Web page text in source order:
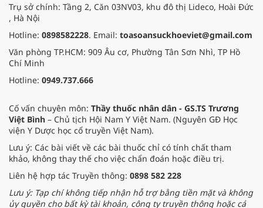
Trụ sở chính: Tầng 2, Căn 03NV03, khu đô thị Lideco, Hoài Đức
, Hà Nội
Hotline: 0898582228. Email: toasoansuckhoeviet@gmail.com
Văn phòng TP.HCM: 909 Âu cơ, Phường Tân Sơn Nhì, TP Hồ
Chí Minh
Hotline: 0949.737.666
Cố vấn chuyên môn: Thầy thuốc nhân dân - GS.TS Trương
Việt Bình – Chủ tịch Hội Nam Y Việt Nam. (Nguyên GĐ Học
viện Y Dược học cổ truyền Việt Nam).
Lưu ý: Các bài viết về các bài thuốc chỉ có tính chất tham
khảo, không thay thế cho việc chẩn đoán hoặc điều trị.
Liên hệ hợp tác Truyền thông: 0898 582 228
Lưu ý: Tạp chí không tiếp nhận hỗ trợ bằng tiền mặt và không
ủy quyền cho bất kỳ tài khoản, công ty truyền thông hoặc cá